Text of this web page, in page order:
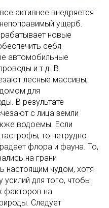
активнее внедряется
ущерб.
новые
себя
автомобильные
и т.д. В
лесные массивы,
для
В результате
с лица земли
водоемы. Если
то нетрудно
флора и фауна. То,
на грани
настоящим чудом, хотя
для того, чтобы
факторов на
Следует